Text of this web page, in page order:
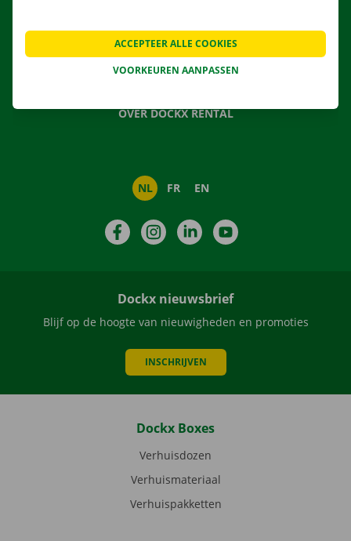
NIEUWS
CADEAUBON
OVER DOCKX RENTAL
NL FR EN
FacebookInstagramLinkedIn
Dockx nieuwsbrief
Blijf op de hoogte van nieuwigheden en promoties
INSCHRIJVEN
Dockx Boxes
Verhuisdozen
Verhuismateriaal
Verhuispakketten
VOORKEUREN AANPASSEN
ACCEPTEER ALLE COOKIES